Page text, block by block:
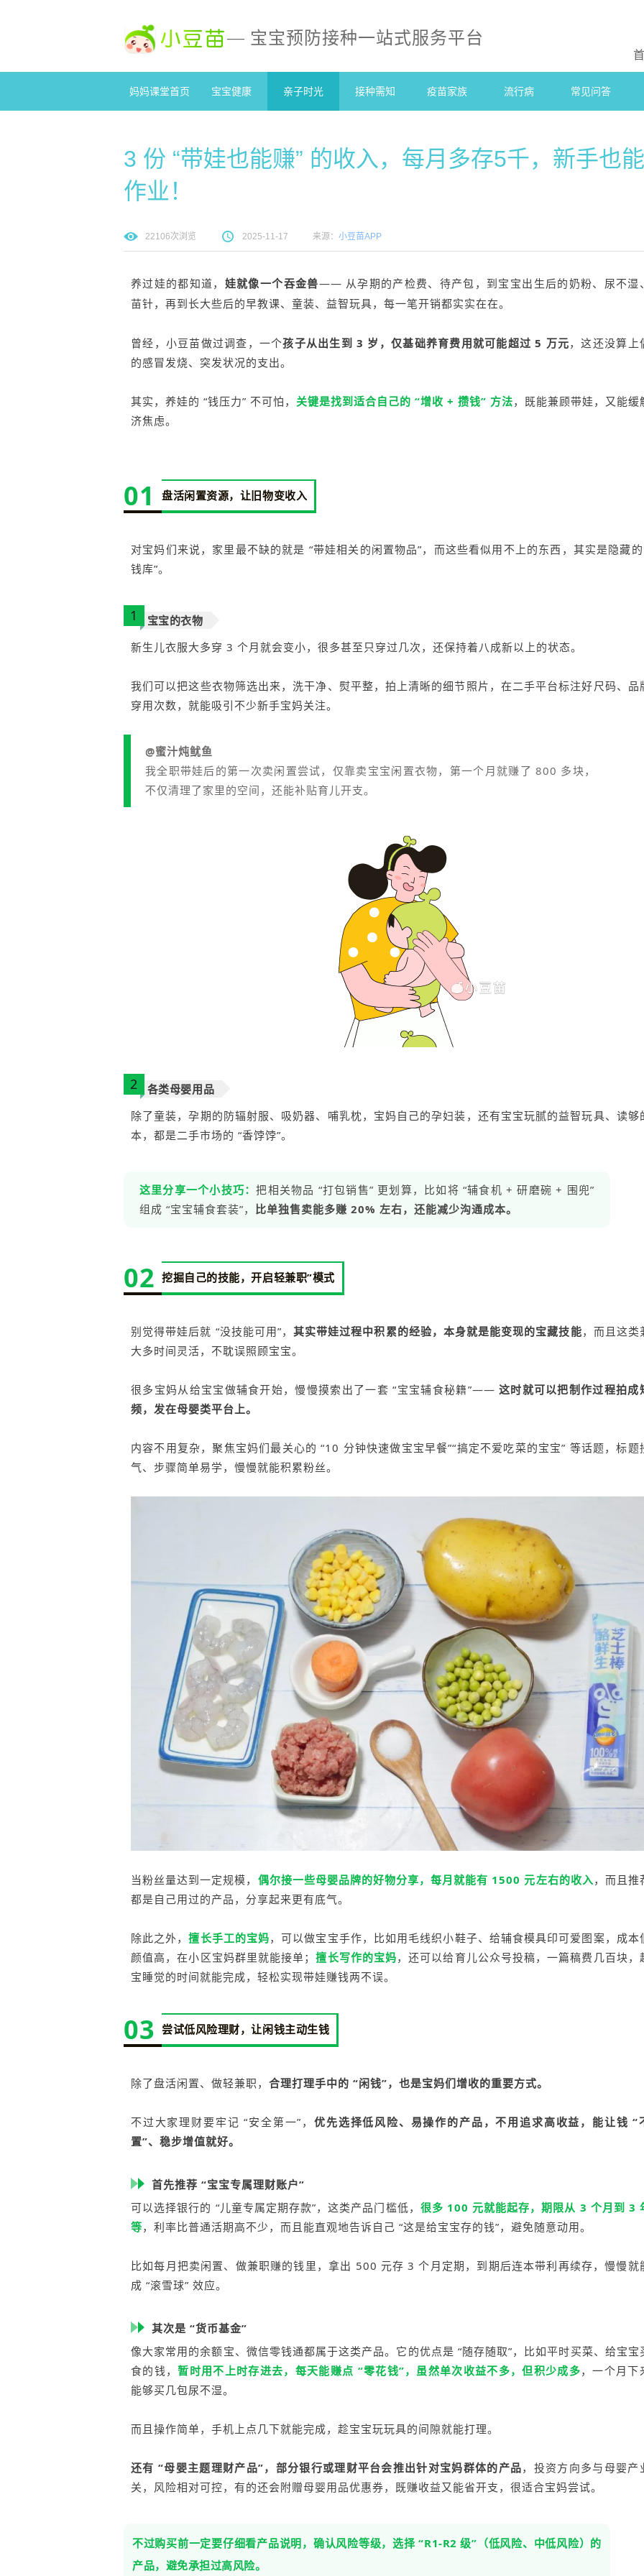
— 宝宝预防接种一站式服务平台
妈妈课堂首页 宝宝健康 亲子时光 接种需知 疫苗家族 流行病 常见问答
3 份 “带娃也能赚” 的收入，每月多存5千，新手也
作业！
22106次浏览 2025-11-17 来源： 小豆苗APP
养过娃的都知道， 娃就像一个吞金兽—— 从孕期的产检费、待产包，到宝宝出生后的奶粉、尿不湿
苗针，再到长大些后的早教课、童装、益智玩具，每一笔开销都实实在在。
曾经，小豆苗做过调查，一个孩子从出生到 3 岁，仅基础养育费用就可能超过 5 万元，这还没算上
的感冒发烧、突发状况的支出。
其实，养娃的 “钱压力” 不可怕， 关键是找到适合自己的 “增收 + 攒钱” 方法，既能兼顾带娃，又能缓
济焦虑。
01 盘活闲置资源，让旧物变收入
对宝妈们来说，家里最不缺的就是 “带娃相关的闲置物品”，而这些看似用不上的东西，其实是隐藏
钱库”。
1
宝宝的衣物
新生儿衣服大多穿 3 个月就会变小，很多甚至只穿过几次，还保持着八成新以上的状态。
我们可以把这些衣物筛选出来，洗干净、熨平整，拍上清晰的细节照片，在二手平台标注好尺码、品
穿用次数，就能吸引不少新手宝妈关注。
@蜜汁炖鱿鱼
我全职带娃后的第一次卖闲置尝试，仅靠卖宝宝闲置衣物，第一个月就赚了 800 多块，
不仅清理了家里的空间，还能补贴育儿开支。
2
各类母婴用品
除了童装，孕期的防辐射服、吸奶器、哺乳枕，宝妈自己的孕妇装，还有宝宝玩腻的益智玩具、读够
本，都是二手市场的 “香饽饽”。
这里分享一个小技巧：把相关物品 “打包销售” 更划算，比如将 “辅食机 + 研磨碗 + 围兜”
组成 “宝宝辅食套装”， 比单独售卖能多赚 20% 左右，还能减少沟通成本。
02 挖掘自己的技能，开启轻兼职”模式
别觉得带娃后就 “没技能可用”，其实带娃过程中积累的经验，本身就是能变现的宝藏技能，而且这类
大多时间灵活，不耽误照顾宝宝。
很多宝妈从给宝宝做辅食开始，慢慢摸索出了一套 “宝宝辅食秘籍”—— 这时就可以把制作过程拍成
频，发在母婴类平台上。
内容不用复杂，聚焦宝妈们最关心的 “10 分钟快速做宝宝早餐”“搞定不爱吃菜的宝宝” 等话题，标题
气、步骤简单易学，慢慢就能积累粉丝。
当粉丝量达到一定规模， 偶尔接一些母婴品牌的好物分享，每月就能有 1500 元左右的收入，而且推
都是自己用过的产品，分享起来更有底气。
除此之外，擅长手工的宝妈，可以做宝宝手作，比如用毛线织小鞋子、给辅食模具印可爱图案，成本
颜值高，在小区宝妈群里就能接单；擅长写作的宝妈，还可以给育儿公众号投稿，一篇稿费几百块，
宝睡觉的时间就能完成，轻松实现带娃赚钱两不误。
03 尝试低风险理财，让闲钱主动生钱
除了盘活闲置、做轻兼职， 合理打理手中的 “闲钱”，也是宝妈们增收的重要方式。
不过大家理财要牢记 “安全第一”，优先选择低风险、易操作的产品，不用追求高收益，能让钱 “
置”、稳步增值就好。
首先推荐 “宝宝专属理财账户”
可以选择银行的 “儿童专属定期存款”，这类产品门槛低， 很多 100 元就能起存，期限从 3 个月到 3
等，利率比普通活期高不少，而且能直观地告诉自己 “这是给宝宝存的钱”，避免随意动用。
比如每月把卖闲置、做兼职赚的钱里，拿出 500 元存 3 个月定期，到期后连本带利再续存，慢慢就
成 “滚雪球” 效应。
其次是 “货币基金”
像大家常用的余额宝、微信零钱通都属于这类产品。它的优点是 “随存随取”，比如平时买菜、给宝宝
食的钱，暂时用不上时存进去，每天能赚点 “零花钱”，虽然单次收益不多，但积少成多，一个月下
能够买几包尿不湿。
而且操作简单，手机上点几下就能完成，趁宝宝玩玩具的间隙就能打理。
还有 “母婴主题理财产品”，部分银行或理财平台会推出针对宝妈群体的产品，投资方向多与母婴产
关，风险相对可控，有的还会附赠母婴用品优惠券，既赚收益又能省开支，很适合宝妈尝试。
不过购买前一定要仔细看产品说明，确认风险等级，选择 “R1-R2 级”（低风险、中低风险）的
产品，避免承担过高风险。